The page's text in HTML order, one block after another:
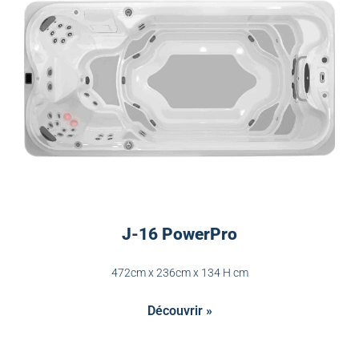
J-16 PowerPro
472cm x 236cm x 134 H cm
Découvrir »